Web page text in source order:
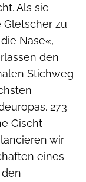
Als sie
zu
Nase«,
den
Stichweg
273
Gischt
wir
eines